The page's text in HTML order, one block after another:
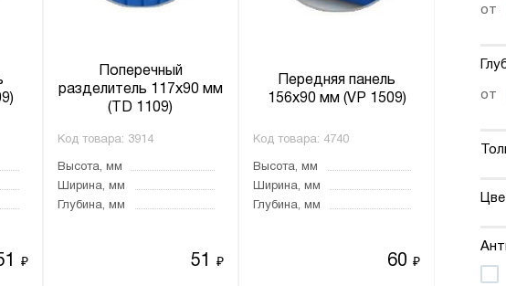
₽
Поперечный
разделитель 117х90 мм
(TD 1109)
Код товара: 3914
Высота, мм
Ширина, мм
Глубина, мм
51₽
Передняя панель
156х90 мм (VP 1509)
Код товара: 4740
Высота, мм
Ширина, мм
Глубина, мм
60 ₽
от
от